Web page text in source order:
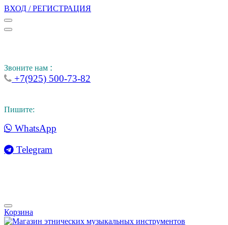
ВХОД / РЕГИСТРАЦИЯ
Звоните нам :
+7(925) 500-73-82
Пишите:
WhatsApp
Telegram
Корзина